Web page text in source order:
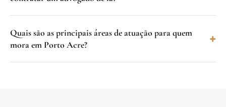
Quais são as principais áreas de atuação para quem
mora em Porto Acre?